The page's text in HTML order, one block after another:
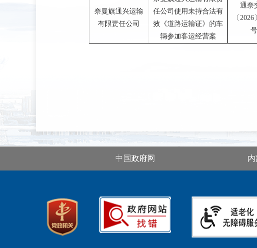
奈曼旗通兴运输
有限责任公司
任公司使用未持合法有
效《道路运输证》的车
辆参加客运经营案
通奈
〔
号
中国政府网